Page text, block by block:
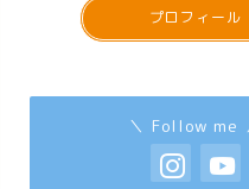
プロフィール
＼ Follow me